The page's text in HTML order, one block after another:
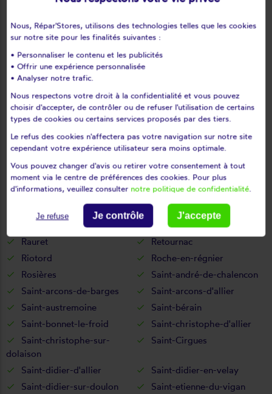
Malrevers
Malvalette
Malvières
Mazerat-aurouze
Mazet-saint-voy
Mazeyrat-d'allier
Mercoeur
Monistrol-d'allier
Monistrol-sur-loire
Monlet
Montclard
Montregard
Montusclat
Moudeyres
Pébrac
Pinols
Polignac
Pont-salomon
Présailles
Raucoules
Rauret
Retournac
Riotord
Roche-en-régnier
Rosières
Saint-andré-de-chalencon
Saint-arcons-de-barges
Saint-arcons-d'allier
Saint-austremoine
Saint-bérain
Saint-bonnet-le-froid
Saint-christophe-d'allier
Saint-christophe-sur-
dolaison
Saint-Cirgues
Saint-didier-d'allier
Saint-didier-en-velay
Saint-didier-sur-doulon
Saint-etienne-du-vigan
Nous, Répar'Stores, utilisons des technologies telles que les cookies
sur notre site pour les finalités suivantes :
• Personnaliser le contenu et les publicités
• Offrir une expérience personnalisée
• Analyser notre trafic.
Nous respectons votre droit à la confidentialité et vous pouvez
choisir d'accepter, de contrôler ou de refuser l'utilisation de certains
types de cookies ou certains services proposés par des tiers.
Le refus des cookies n'affectera pas votre navigation sur notre site
cependant votre expérience utilisateur sera moins optimale.
Vous pouvez changer d'avis ou retirer votre consentement à tout
moment via le centre de préférences des cookies. Pour plus
d'informations, veuillez consulter notre politique de confidentialité.
Je refuse Je contrôle J'accepte